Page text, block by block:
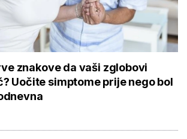
znakove da vaši zglobovi
Uočite simptome prije nego bol